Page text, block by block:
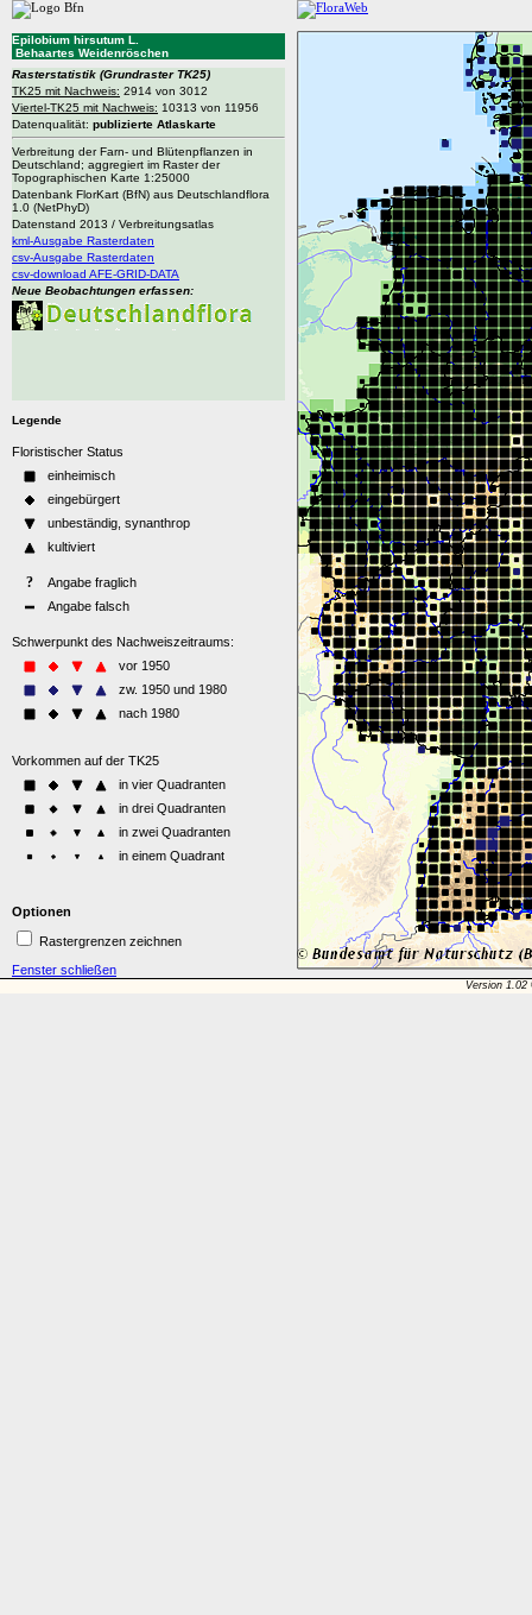
Epilobium hirsutum L.
Behaartes Weidenröschen
Rasterstatistik (Grundraster TK25)
TK25 mit Nachweis: 2914 von 3012
Viertel-TK25 mit Nachweis: 10313 von 11956
Datenqualität: publizierte Atlaskarte
Verbreitung der Farn- und Blütenpflanzen in
Deutschland; aggregiert im Raster der
Topographischen Karte 1:25000
Datenbank FlorKart (BfN) aus Deutschlandflora
1.0 (NetPhyD)
Datenstand 2013 / Verbreitungsatlas
kml-Ausgabe Rasterdaten
csv-Ausgabe Rasterdaten
csv-download AFE-GRID-DATA
Neue Beobachtungen erfassen:
Legende
Optionen
Rastergrenzen zeichnen
Fenster schließen
Version